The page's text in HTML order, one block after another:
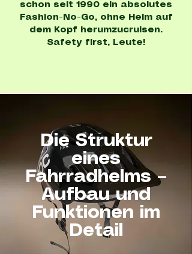
schon seit 1990 ein absolutes
Fashion-No-Go, ohne Helm auf
dem Kopf herumzucruisen.
Safety first, Leute!
Die Struktur
eines
Fahrradhelms –
Aufbau und
Funktionen im
Detail